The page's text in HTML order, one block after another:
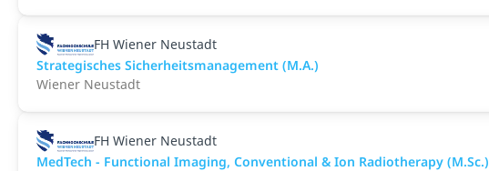
FH Wiener Neustadt
Strategisches Sicherheitsmanagement (M.A.)
Wiener Neustadt
FH Wiener Neustadt
MedTech - Functional Imaging, Conventional & Ion Radiotherapy (M.Sc.)